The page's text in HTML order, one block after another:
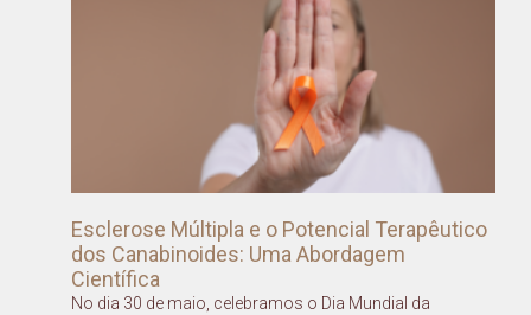
Esclerose Múltipla e o Potencial Terapêutico
dos Canabinoides: Uma Abordagem
Científica
No dia 30 de maio, celebramos o Dia Mundial da